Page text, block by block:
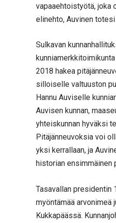
vapaaehtoistyötä, joka
elinehto, Auvinen totesi
Sulkavan
2018 hakea
silloiselle valtuuston
Hannu Auviselle
Auvisen kunnan,
yhteiskunnan hyväksi
Pitäjänneuvoksia voi
yksi kerrallaan, ja
historian ensimmäinen
Tasavallan presidentin
myöntämää arvonimeä
Kukkapäässä.